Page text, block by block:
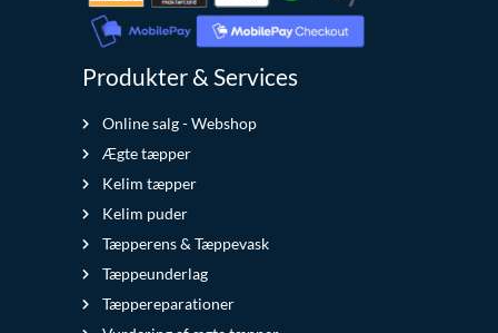
Produkter & Services
Online salg - Webshop
Ægte tæpper
Kelim tæpper
Kelim puder
Tæpperens & Tæppevask
Tæppeunderlag
Tæppereparationer